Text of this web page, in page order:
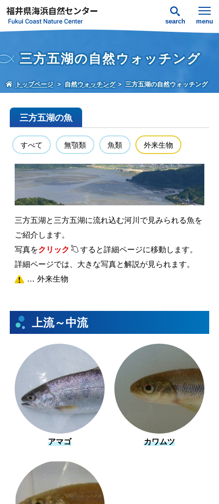
search menu
三方五湖の自然ウォッチング
トップページ 自然ウォッチング 三方五湖の自然ウォッチング
三方五湖の魚
すべて 無顎類 魚類 外来生物
三方五湖と三方五湖に流れ込む河川で見みられる魚を
ご紹介します。
写真をクリック
すると詳細ページに移動します。
詳細ページでは、大きな写真と解説が見られます。
外来生物
上流～中流
アマゴ カワムツ